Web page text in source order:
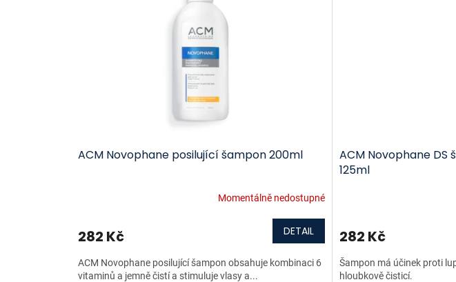
ACM Novophane posilující šampon 200ml
Momentálně nedostupné
282 Kč DETAIL
ACM Novophane posilující šampon obsahuje kombinaci 6
vitaminů a jemně čistí a stimuluje vlasy a...
ACM Novophane
125ml
282 Kč
Šampon má účinek proti
hloubkově čisticí.